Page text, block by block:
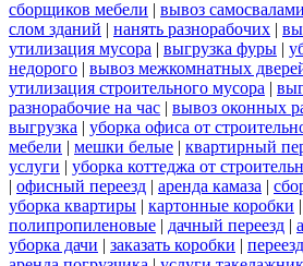
сборщиков мебели | вывоз самосвалами
слом зданий | нанять разнорабочих |
утилизация мусора | выгрузка фуры |
недорого | вывоз межкомнатных
утилизация строительного мусора |
разнорабочие на час | вывоз оконных
выгрузка | уборка офиса от
мебели | мешки белые | квартирный
услуги | уборка коттеджа от
| офисный переезд | аренда камаза |
уборка квартиры | картонные коробки |
полипропиленовые | дачный переезд |
уборка дачи | заказать коробки | переезд